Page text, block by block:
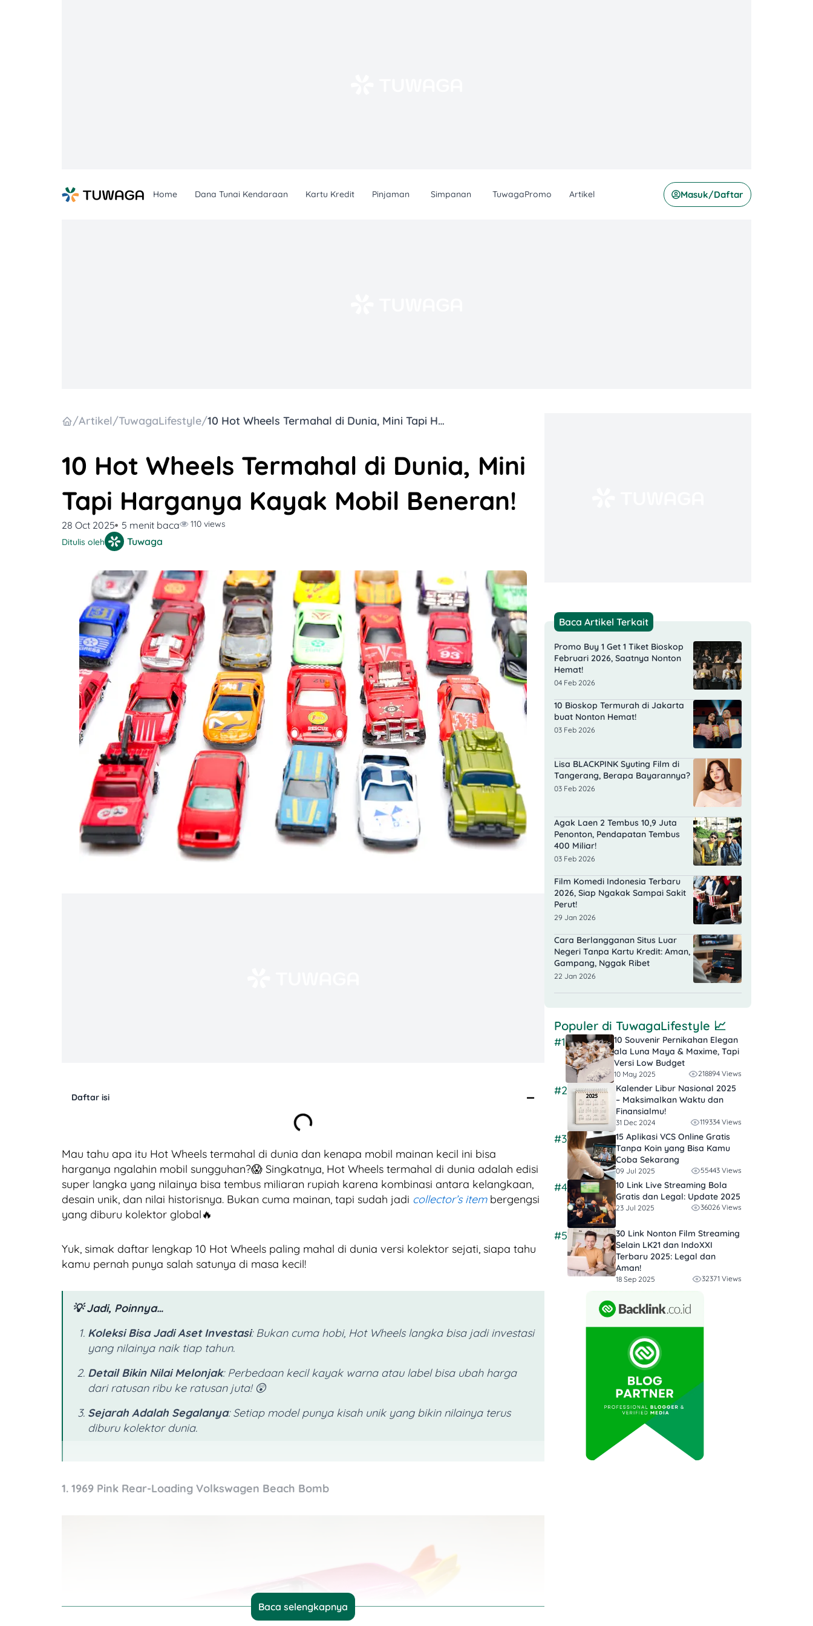
Home Dana Tunai Kendaraan Kartu Kredit Pinjaman Simpanan TuwagaPromo Artikel Masuk/Daftar
/Artikel/TuwagaLifestyle/ 10 Hot Wheels Termahal di Dunia, Mini Tapi Harganya Kayak Mobil Beneran!
10 Hot Wheels Termahal di Dunia, Mini
Tapi Harganya Kayak Mobil Beneran!
28 Oct 2025 5 menit baca
110 views
Ditulis oleh
Tuwaga
Daftar isi
Mau tahu apa itu Hot Wheels termahal di dunia dan kenapa mobil mainan kecil ini bisa
harganya ngalahin mobil sungguhan?😱 Singkatnya, Hot Wheels termahal di dunia adalah edisi
super langka yang nilainya bisa tembus miliaran rupiah karena kombinasi antara kelangkaan,
desain unik, dan nilai historisnya. Bukan cuma mainan, tapi sudah jadi collector’s itembergengsi
yang diburu kolektor global🔥
Yuk, simak daftar lengkap 10 Hot Wheels paling mahal di dunia versi kolektor sejati, siapa tahu
kamu pernah punya salah satunya di masa kecil!
💡 Jadi, Poinnya…
Koleksi Bisa Jadi Aset Investasi: Bukan cuma hobi, Hot Wheels langka bisa jadi investasi
yang nilainya naik tiap tahun.
Detail Bikin Nilai Melonjak: Perbedaan kecil kayak warna atau label bisa ubah harga
dari ratusan ribu ke ratusan juta! 😲
Sejarah Adalah Segalanya: Setiap model punya kisah unik yang bikin nilainya terus
diburu kolektor dunia.
1. 1969 Pink Rear-Loading Volkswagen Beach Bomb
Baca selengkapnya
Baca Artikel Terkait
Promo Buy 1 Get 1 Tiket Bioskop
Februari 2026, Saatnya Nonton
Hemat!
04 Feb 2026
10 Bioskop Termurah di Jakarta
buat Nonton Hemat!
03 Feb 2026
Lisa BLACKPINK Syuting Film di
Tangerang, Berapa Bayarannya?
03 Feb 2026
Agak Laen 2 Tembus 10,9 Juta
Penonton, Pendapatan Tembus
400 Miliar!
03 Feb 2026
Film Komedi Indonesia Terbaru
2026, Siap Ngakak Sampai Sakit
Perut!
29 Jan 2026
Cara Berlangganan Situs Luar
Negeri Tanpa Kartu Kredit: Aman,
Gampang, Nggak Ribet
22 Jan 2026
Populer di TuwagaLifestyle 📈
#1
10 Souvenir Pernikahan Elegan
ala Luna Maya & Maxime, Tapi
Versi Low Budget
10 May 2025 218894 Views
#2
Kalender Libur Nasional 2025
– Maksimalkan Waktu dan
Finansialmu!
31 Dec 2024 119334 Views
#3
15 Aplikasi VCS Online Gratis
Tanpa Koin yang Bisa Kamu
Coba Sekarang
09 Jul 2025 55443 Views
#4
10 Link Live Streaming Bola
Gratis dan Legal: Update 2025
23 Jul 2025 36026 Views
#5
30 Link Nonton Film Streaming
Selain LK21 dan IndoXXI
Terbaru 2025: Legal dan
Aman!
18 Sep 2025 32371 Views